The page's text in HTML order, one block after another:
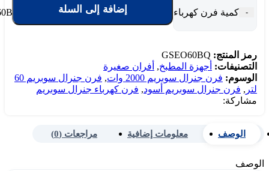
- كمية فرن كهرباء جنرال سوبريم 60 لتر 2000 وات - أسود GSEO60BQإضافة إلى السلة
رمز المنتج: GSEO60BQ
التصنيفات: أجهزة المطبخ, أفران صغيرة
الوسوم: فرن جنرال سوبريم 2000 وات ,
فرن جنرال سوبريم 60
لتر , فرن جنرال سوبريم أسود, فرن كهرباء جنرال سوبريم
مشاركة:
الوصف معلومات إضافية مراجعات (0)
الوصف